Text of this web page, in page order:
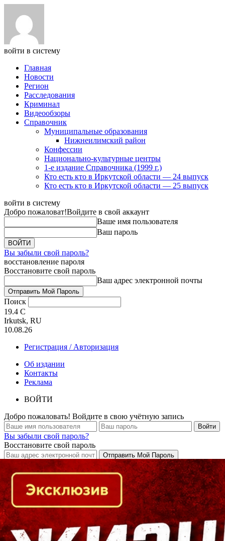
войти в систему
Главная
Новости
Регион
Расследования
Криминал
Видеообзоры
Справочник
Муниципальные образования
Нижнеилимский район
Конфессии
Национально-культурные центры
1-е издание Справочника (1999 г.)
Кто есть кто в Иркутской области — 24 выпуск
Кто есть кто в Иркутской области — 25 выпуск
войти в систему
Добро пожаловат!Войдите в свой аккаунт
Ваше имя пользователя
Ваш пароль
Вы забыли свой пароль?
восстановление пароля
Восстановите свой пароль
Ваш адрес электронной почты
Поиск
19.4 C
Irkutsk, RU
10.08.26
Регистрация / Авторизация
Об издании
Контакты
Реклама
ВОЙТИ
Добро пожаловать! Войдите в свою учётную запись
Вы забыли свой пароль?
Восстановите свой пароль
Кто есть кто в Байкальском регионе